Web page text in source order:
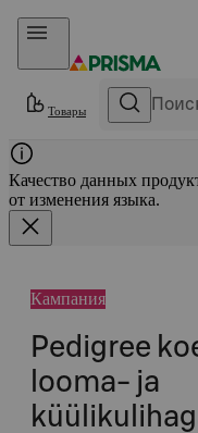
Прыгать в контент
Товары
Качество данных
от изменения языка.
Кампания
Pedigree
looma- ja